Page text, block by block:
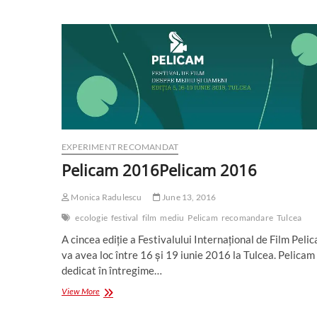
EXPERIMENT RECOMANDAT
Pelicam 2016Pelicam 2016
Monica Radulescu
June 13, 2016
ecologie festival film mediu Pelicam recomandare Tulcea
A cincea ediție a Festivalului Internațional de Film
va avea loc între 16 și 19 iunie 2016 la Tulcea.
dedicat în întregime…
View MorePelicam